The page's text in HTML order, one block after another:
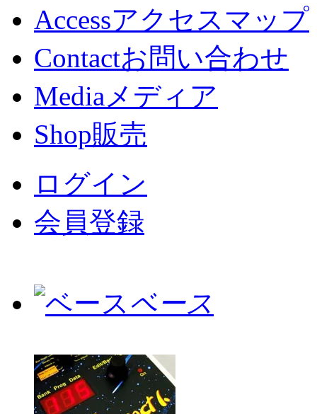
Accessアクセスマップ
Contactお問い合わせ
Mediaメディア
Shop販売
ログイン
会員登録
ベース